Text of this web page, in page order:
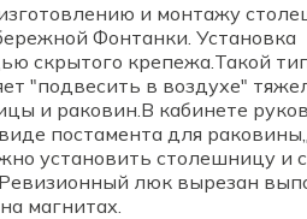
и монтажу
Фонтанки. Установка
скрытого крепежа.Такой
"подвесить в воздухе"
и раковин.В кабинете
постамента для
установить столешницу и
люк вырезан
магнитах.